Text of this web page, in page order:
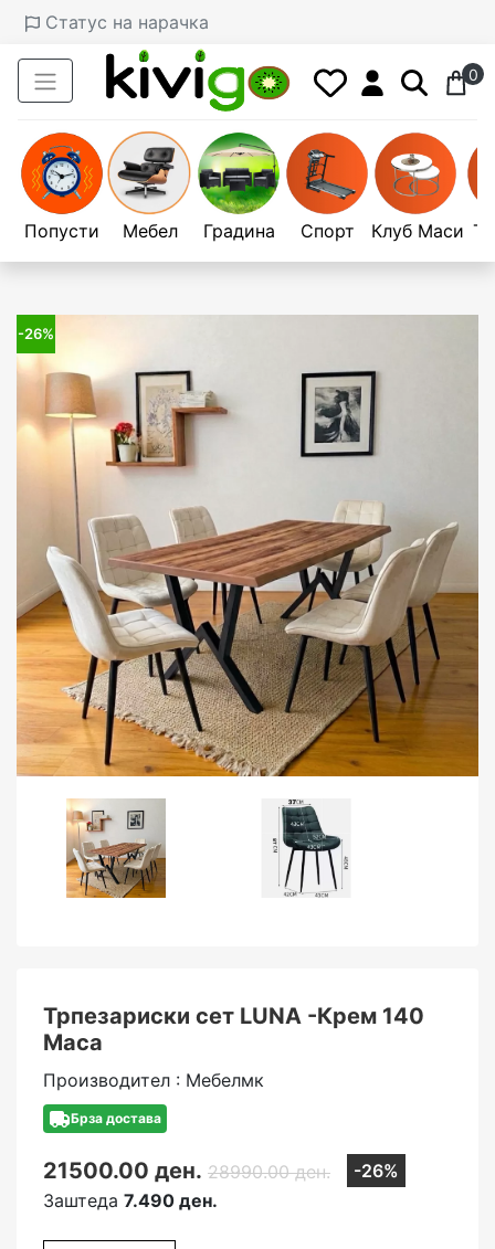
Статус на нарачка
0
Попусти Мебел Градина Спорт Клуб Маси
-26%
Трпезариски сет LUNA -Крем 140
Маса
Производител : Мебелмк
Брза достава
21500.00 ден. 28990.00 ден.
-26%
Заштеда 7.490 ден.